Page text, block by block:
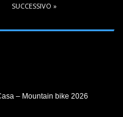
SUCCESSIVO »
– Mountain bike 2026